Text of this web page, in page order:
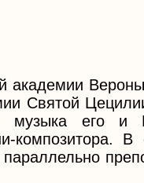
академии
Святой
музыка его и
композитора.